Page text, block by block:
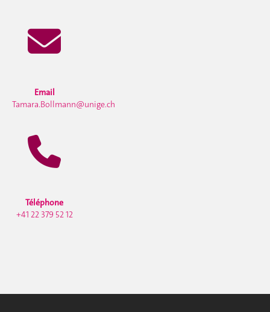
Email
Tamara.Bollmann@unige.ch
Téléphone
+41 22 379 52 12